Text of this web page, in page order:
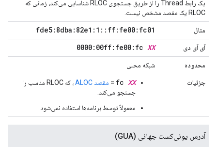
یک رابط Thread را از طریق جستجوی RLOC شناسایی می‌کند، زمانی که
RLOC یک مقصد مشخص نیست.
مثال fde5:8dba:82e1:1 :: ff:fe00:fc01
آی آی دی 0000:00ff:fe00:fc XX
محدوده شبکه محلی
جزئیات fc XX
= مقصد ALOC
، که RLOC مناسب را
جستجو می‌کند.
معمولاً توسط برنامه‌ها استفاده نمی‌شود
آدرس یونی‌کست جهانی (GUA)